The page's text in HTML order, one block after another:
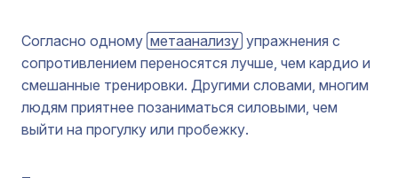
Согласно одному метаанализу упражнения с
сопротивлением переносятся лучше, чем кардио и
смешанные тренировки. Другими словами, многим
людям приятнее позаниматься силовыми, чем
выйти на прогулку или пробежку.